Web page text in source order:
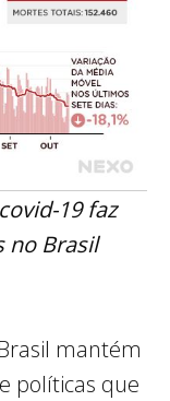
19 faz
no Brasil
mantém
políticas que